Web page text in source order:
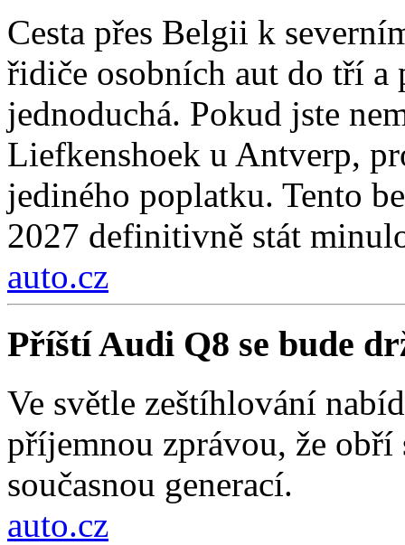
Cesta přes Belgii k
řidiče osobních aut do tří
jednoduchá. Pokud jste
Liefkenshoek u Antverp,
jediného poplatku. Tento
2027 definitivně stát
auto.cz
Příští Audi Q8 se bude
Ve světle zeštíhlování
příjemnou zprávou, že
současnou generací.
auto.cz